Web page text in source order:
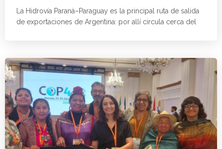
La Hidrovía Paraná–Paraguay es la principal ruta de salida
de exportaciones de Argentina: por allí circula cerca del